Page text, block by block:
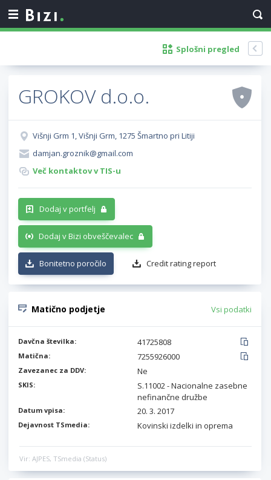
Splošni pregled
GROKOV d.o.o.
Višnji Grm 1, Višnji Grm, 1275 Šmartno pri Litiji
damjan.groznik@gmail.com
Več kontaktov v TIS-u
Dodaj v portfelj
Dodaj v Bizi obveščevalec
Bonitetno poročilo Credit rating report
Matično podjetje Vsi podatki
Davčna številka: 41725808
Matična: 7255926000
Zavezanec za DDV: Ne
SKIS:
S.11002 - Nacionalne zasebne
nefinančne družbe
Datum vpisa: 20. 3. 2017
Dejavnost TSmedia: Kovinski izdelki in oprema
Vir: AJPES, TSmedia (Status)